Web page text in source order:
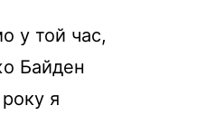
у той час,
Байден
я